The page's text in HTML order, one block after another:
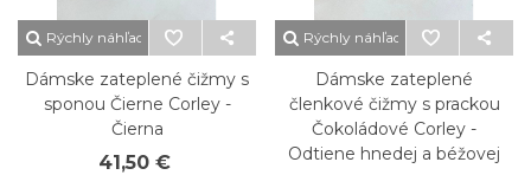
Rýchly náhľad
Dámske zateplené čižmy s
sponou Čierne Corley -
Čierna
41,50 €
Rýchly náhľad
Dámske zateplené
členkové čižmy s prackou
Čokoládové Corley -
Odtiene hnedej a béžovej